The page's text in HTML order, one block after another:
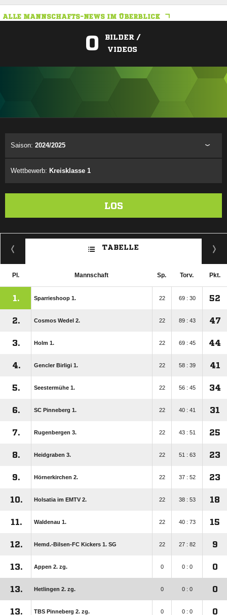
ALLE MANNSCHAFTS-NEWS IM ÜBERBLICK
0
BILDER /
VIDEOS
Saison: 2024/2025
Wettbewerb: Kreisklasse 1
LOS
TABELLE
Pl. Mannschaft Sp. Torv. Pkt.
1. Sparrieshoop 1. 22 69 : 30 52
2. Cosmos Wedel 2. 22 89 : 43 47
3. Holm 1. 22 69 : 45 44
4. Gencler Birligi 1. 22 58 : 39 41
5. Seestermühe 1. 22 56 : 45 34
6. SC Pinneberg 1. 22 40 : 41 31
7. Rugenbergen 3. 22 43 : 51 25
8. Heidgraben 3. 22 51 : 63 23
9. Hörnerkirchen 2. 22 37 : 52 23
10. Holsatia im EMTV 2. 22 38 : 53 18
11. Waldenau 1. 22 40 : 73 15
12. Hemd.-Bilsen-FC Kickers 1. SG 22 27 : 82 9
13. Appen 2. zg. 0 0 : 0 0
13. Hetlingen 2. zg. 0 0 : 0 0
13. TBS Pinneberg 2. zg. 0 0 : 0 0